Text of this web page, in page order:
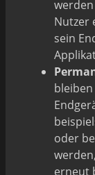
Nutzer
sein
oder
erneut